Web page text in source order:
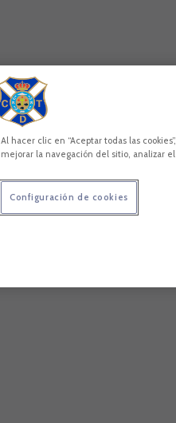
Al hacer clic en “Aceptar todas las
mejorar la navegación del sitio, analizar
Configuración de cookies